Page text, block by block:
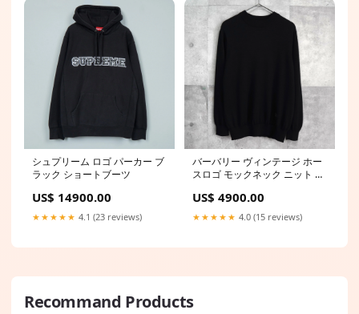
シュプリーム ロゴ パーカー ブ
ラック ショートブーツ
US$ 14900.00
★★★★★ 4.1 (23 reviews)
バーバリー ヴィンテージ ホー
スロゴ モックネック ニット ブ
US$ 4900.00
★★★★★ 4.0 (15 reviews)
Recommand Products